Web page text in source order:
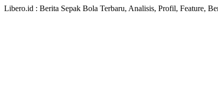
Libero.id : Berita Sepak Bola Terbaru, Analisis, Profil, Feature,